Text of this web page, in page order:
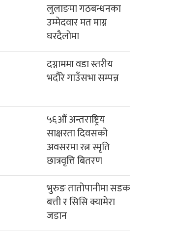
लुलाङमा गठबन्धनका
उम्मेदवार मत माग्न
घरदैलोमा
दग्नाममा वडा स्तरीय
भदौरे गाउँसभा सम्पन्न
५६औं अन्तराष्ट्रिय
साक्षरता दिवसको
अवसरमा रत्न स्मृति
छात्रवृत्ति बितरण
भुरुङ तातोपानीमा सडक
बत्ती र सिसि क्यामेरा
जडान